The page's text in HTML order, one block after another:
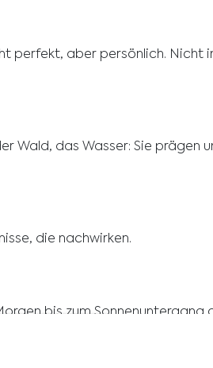
perfekt, aber persönlich. Nicht
Wald, das Wasser: Sie prägen
die nachwirken.
bis zum Sonnenuntergang